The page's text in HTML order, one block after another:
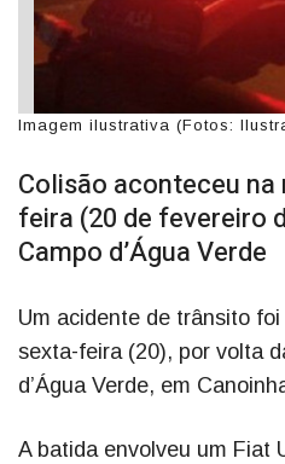
Imagem ilustrativa (Fotos:
Colisão aconteceu na
feira (20 de fevereiro
Campo d’Água Verde
Um acidente de trânsito
sexta-feira (20), por volta
d’Água Verde, em
A batida envolveu um Fiat